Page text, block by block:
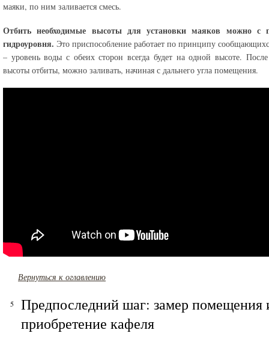
маяки, по ним заливается смесь.
Отбить необходимые высоты для установки маяков можно с
гидроуровня. Это приспособление работает по принципу
– уровень воды с обеих сторон всегда будет на одной высоте.
высоты отбиты, можно заливать, начиная с дальнего угла помещения.
Вернуться к оглавлению
Предпоследний шаг: замер помещения
приобретение кафеля